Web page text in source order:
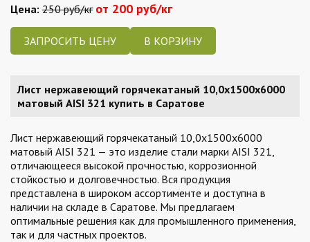
Цена: 250 руб/кг от 200 руб/кг
ЗАПРОСИТЬ ЦЕНУ
Лист нержавеющий горячекатаный 10,0х1500х6000
матовый AISI 321 купить в Саратове
Лист нержавеющий горячекатаный 10,0х1500х6000
матовый AISI 321 — это изделие стали марки AISI 321,
отличающееся высокой прочностью, коррозионной
стойкостью и долговечностью. Вся продукция
представлена в широком ассортименте и доступна в
наличии на складе в Саратове. Мы предлагаем
оптимальные решения как для промышленного применения,
так и для частных проектов.